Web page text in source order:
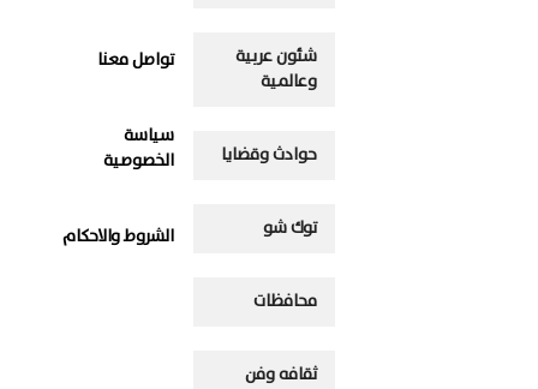
شئون عربية
وعالمية
حوادث وقضايا
توك شو
محافظات
ثقافه وفن
تواصل معنا
سياسة
الخصوصية
الشروط والاحكام